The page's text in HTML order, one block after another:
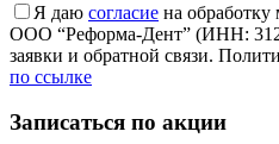
Я даю согласие на
ООО “Реформа-Дент” (ИНН:
заявки и обратной связи.
по ссылке
Записаться по акции